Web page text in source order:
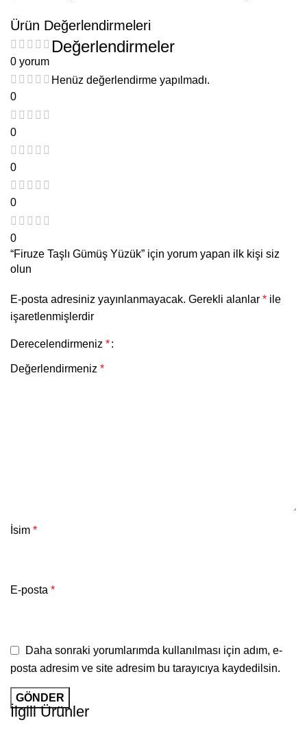
Ürün Değerlendirmeleri
0 yorum
0
0
0
0
0
Değerlendirmeler
Henüz değerlendirme yapılmadı.
“Firuze Taşlı Gümüş Yüzük” için yorum yapan ilk kişi siz
olun
E-posta adresiniz yayınlanmayacak. Gerekli alanlar * ile
işaretlenmişlerdir
Derecelendirmeniz *
Değerlendirmeniz *
İsim *
E-posta *
Daha sonraki yorumlarımda kullanılması için adım, e-
posta adresim ve site adresim bu tarayıcıya kaydedilsin.
İlgili Ürünler